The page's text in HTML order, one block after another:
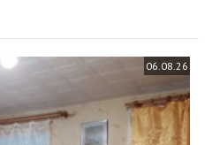
06.08.26